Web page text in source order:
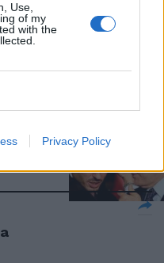
Use,
of my
with the
Privacy Policy